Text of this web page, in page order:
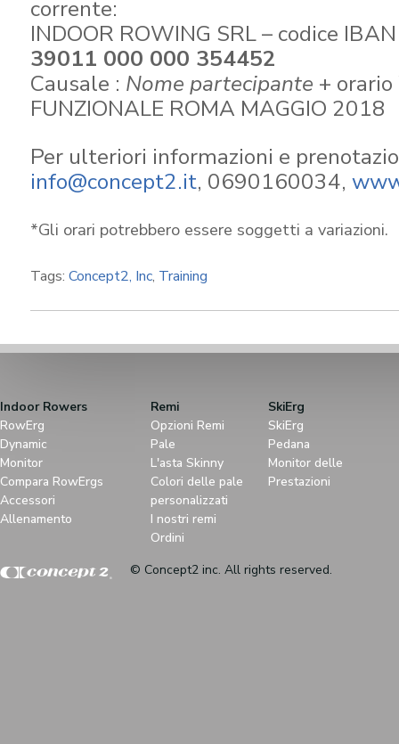
corrente:
INDOOR ROWING SRL – codice
39011 000 000 354452
Causale : Nome partecipante +
FUNZIONALE ROMA MAGGIO 2018
Per ulteriori informazioni e
info@concept2.it, 0690160034,
*Gli orari potrebbero essere soggetti a variazioni.
Tags: Concept2, Inc, Training
Indoor Rowers
RowErg
Dynamic
Monitor
Compara RowErgs
Accessori
Allenamento
Remi
Opzioni Remi
Pale
L'asta Skinny
Colori delle pale
personalizzati
I nostri remi
Ordini
SkiErg
SkiErg
Pedana
Monitor delle
Prestazioni
© Concept2 inc. All rights reserved.